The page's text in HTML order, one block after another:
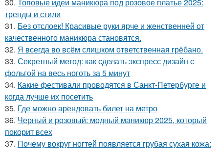
тренды и стили
31. Без отслоек! Красивые руки ярче и женственней от
качественного маникюра становятся.
32. Я всегда во всём слишком ответственная грёбано.
33. Секретный метод: как сделать экспресс дизайн с
фольгой на весь ноготь за 5 минут
34. Какие фестивали проводятся в Санкт-Петербурге и
когда лучше их посетить
35. Где можно арендовать билет на метро
36. Черный и розовый: модный маникюр 2025, который
покорит всех
37. Почему вокруг ногтей появляется грубая сухая кожа: